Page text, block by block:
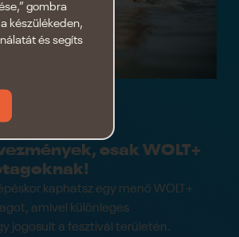
csak WOLT+
kaphatsz egy menő WOLT+
amivel különleges
jogosult a fesztivál területén.
gombra
készülékeden,
és segíts